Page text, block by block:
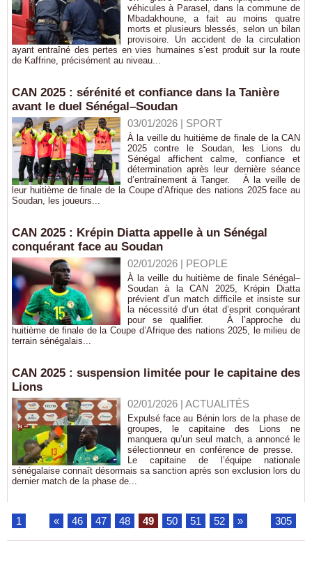
véhicules à Parasel, dans la commune de
Mbadakhoune, a fait au moins quatre
morts et plusieurs blessés, selon un bilan
provisoire. Un accident de la circulation
ayant entraîné des pertes en vies humaines s’est produit sur la route
de Kaffrine, précisément au niveau...
CAN 2025 : sérénité et confiance dans la Tanière
avant le duel Sénégal–Soudan
03/01/2026| SPORT
À la veille du huitième de finale de la CAN
2025 contre le Soudan, les Lions du
Sénégal affichent calme, confiance et
détermination après leur dernière séance
d’entraînement à Tanger. À la veille de
leur huitième de finale de la Coupe d’Afrique des nations 2025 face au
Soudan, les joueurs...
CAN 2025 : Krépin Diatta appelle à un Sénégal
conquérant face au Soudan
02/01/2026| PEOPLE
À la veille du huitième de finale Sénégal–
Soudan à la CAN 2025, Krépin Diatta
prévient d’un match difficile et insiste sur
la nécessité d’un état d’esprit conquérant
pour se qualifier. À l’approche du
huitième de finale de la Coupe d’Afrique des nations 2025, le milieu de
terrain sénégalais...
CAN 2025 : suspension limitée pour le capitaine des
Lions
02/01/2026| ACTUALITÉS
Expulsé face au Bénin lors de la phase de
groupes, le capitaine des Lions ne
manquera qu’un seul match, a annoncé le
sélectionneur en conférence de presse.
Le capitaine de l’équipe nationale
sénégalaise connaît désormais sa sanction après son exclusion lors du
dernier match de la phase de...
1 « 46 47 48 49 50 51 52 » 305